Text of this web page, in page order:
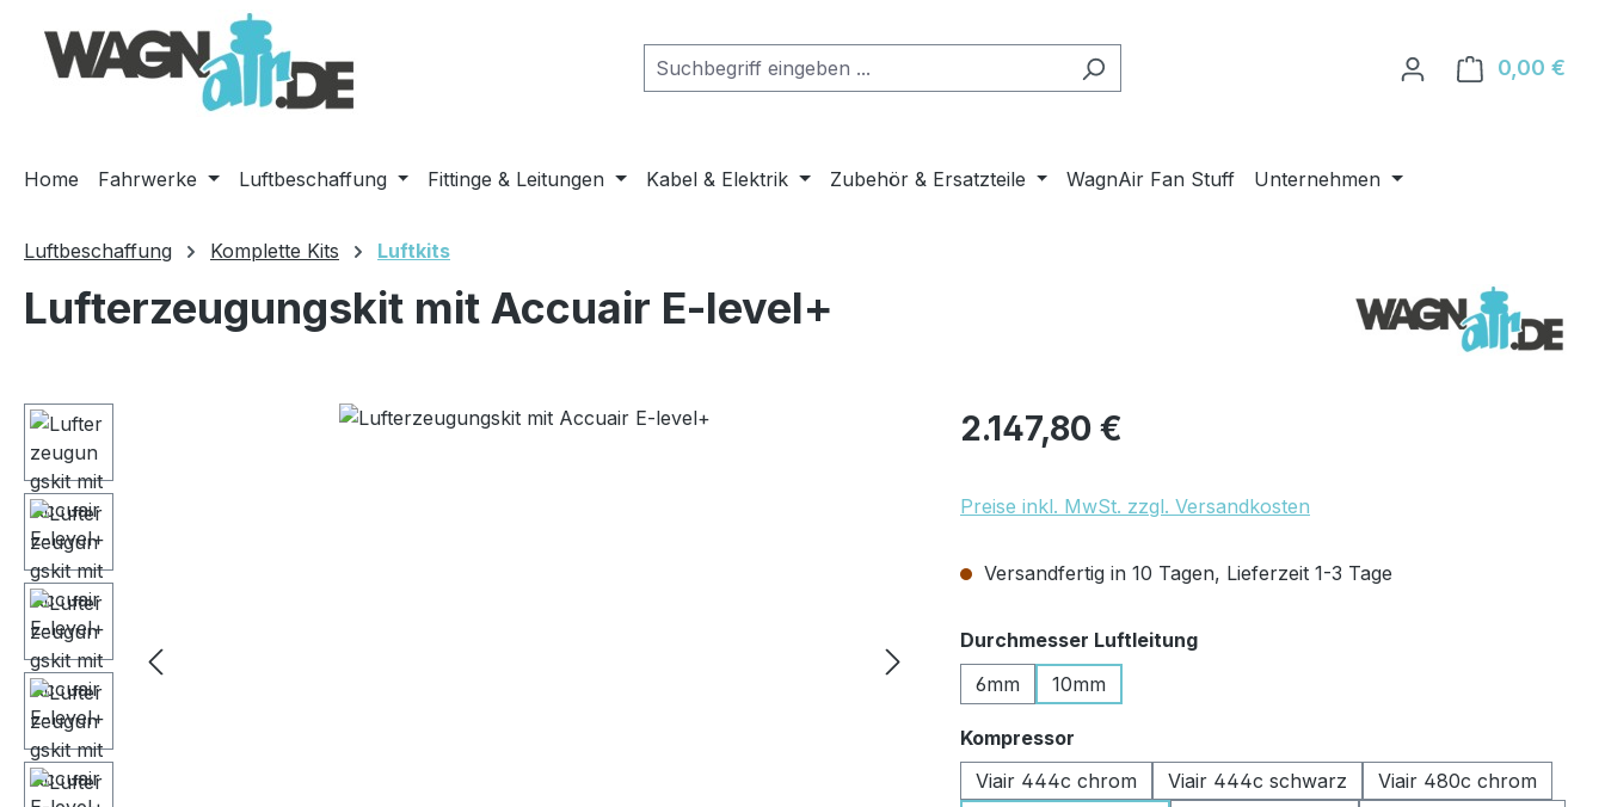
Hauptinhalt springen
Zur Suche springen
Zur Hauptnavigation springen
0,00 €
Home Fahrwerke Luftbeschaffung Fittinge & Leitungen Kabel & Elektrik Zubehör & Ersatzteile WagnAir Fan Stuff Unternehmen
Luftbeschaffung Komplette Kits Luftkits
Lufterzeugungskit mit Accuair E-level+
Bildergalerie überspringen Regulärer Preis:
2.147,80 €
Preise inkl. MwSt. zzgl. Versandkosten
Versandfertig in 10 Tagen, Lieferzeit 1-3 Tage
Durchmesser Luftleitungauswählen
6mm
10mm
Kompressor
Viair 444c chrom
Viair 444c schwarz
Viair 480c chrom